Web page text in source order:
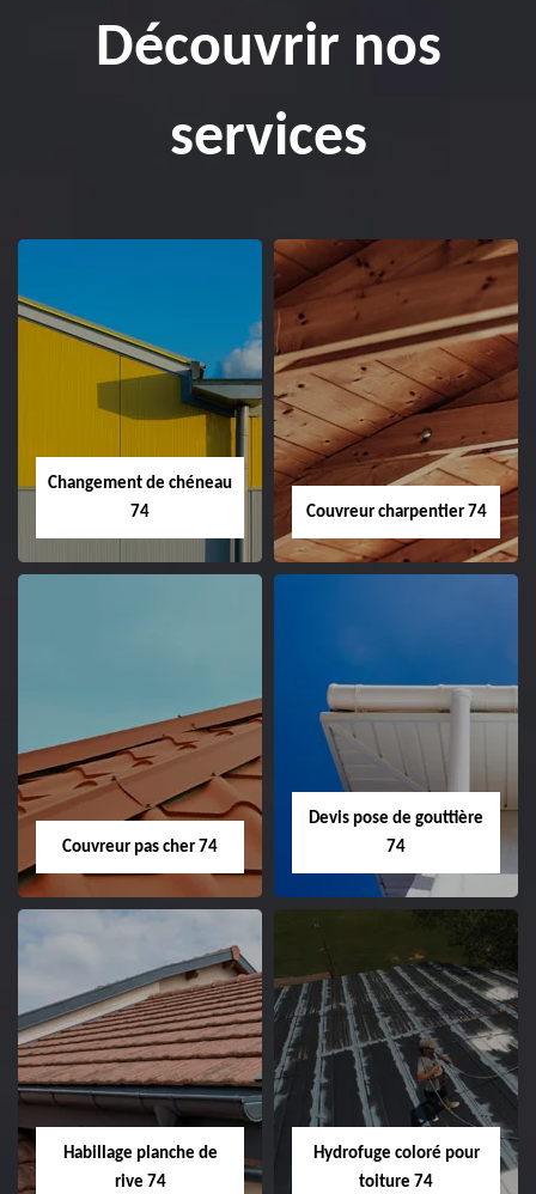
Découvrir nos
services
Changement de chéneau
74
Couvreur charpentier 74
Couvreur pas cher 74
Devis pose de gouttière
74
Habillage planche de
rive 74
Hydrofuge coloré pour
toiture 74